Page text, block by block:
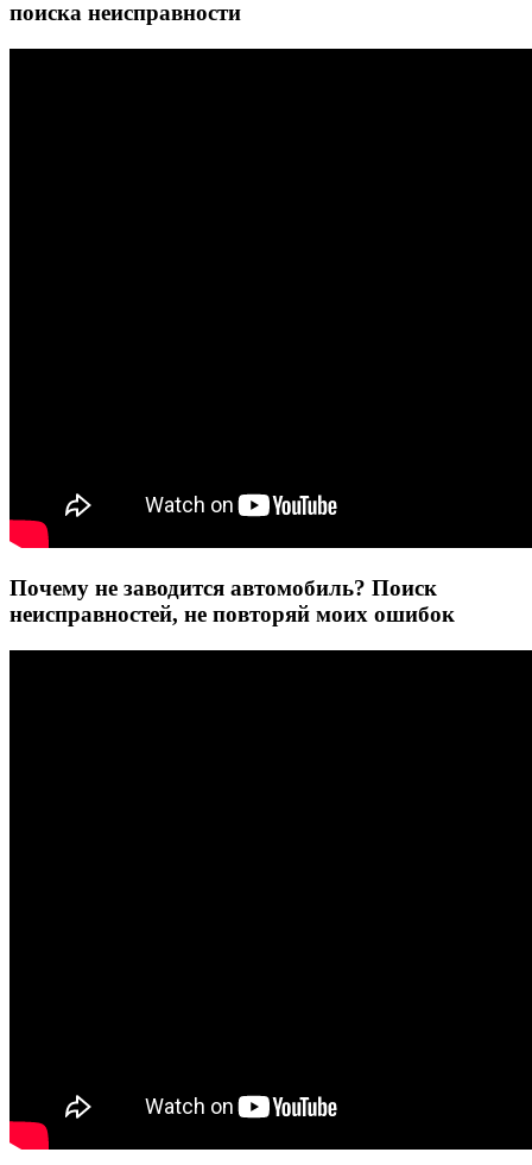
поиска неисправности
Почему не заводится автомобиль? Поиск
неисправностей, не повторяй моих ошибок